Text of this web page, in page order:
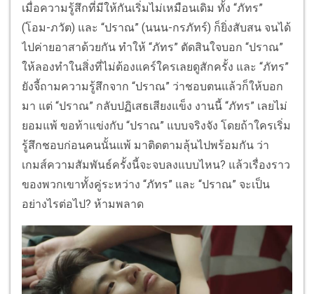
เมื่อความรู้สึกที่มีให้กันเริ่มไม่เหมือนเดิม ทั้ง “ภัทร”
(โอม-ภวัต) และ “ปราณ” (นนน-กรภัทร์) ก็ยิ่งสับสน จนได้
ไปค่ายอาสาด้วยกัน ทำให้ “ภัทร” ตัดสินใจบอก “ปราณ”
ให้ลองทำในสิ่งที่ไม่ต้องแคร์ใครเลยดูสักครั้ง และ “ภัทร”
ยังจี้ถามความรู้สึกจาก “ปราณ” ว่าชอบตนแล้วก็ให้บอก
มา แต่ “ปราณ” กลับปฏิเสธเสียงแข็ง งานนี้ “ภัทร” เลยไม่
ยอมแพ้ ขอท้าแข่งกับ “ปราณ” แบบจริงจัง โดยถ้าใครเริ่ม
รู้สึกชอบก่อนคนนั้นแพ้ มาติดตามลุ้นไปพร้อมกัน ว่า
เกมส์ความสัมพันธ์ครั้งนี้จะจบลงแบบไหน? แล้วเรื่องราว
ของพวกเขาทั้งคู่ระหว่าง “ภัทร” และ “ปราณ” จะเป็น
อย่างไรต่อไป? ห้ามพลาด